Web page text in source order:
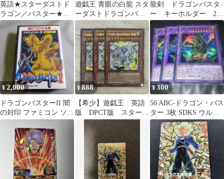
英語★スターダストド
ラゴン／バスター★シ
ークレットレア★遊戯
遊戯王 青眼の白龍 スタ
ーダストドラゴンバス
ター
龍剣 ドラゴンバスタ
ー キーホルダー 2種
7点 未使用
¥2,000
ドラゴンバスターII 闇
の封印 ファミコン ソフ
ト
¥888
【希少】遊戯王 英語
版 DPCT版 スターダ
ストドラゴン／バスタ
ー ウルトラ3枚
¥300
56 ABC-ドラゴン・バス
ター 3枚 SDKS ウルト
ラ